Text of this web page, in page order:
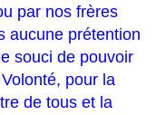
par nos frères
aucune prétention
souci de pouvoir
pour la
de tous et la